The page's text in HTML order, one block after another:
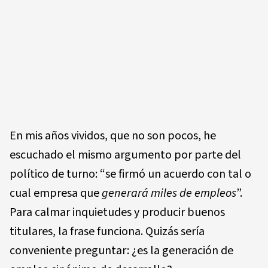
En mis años vividos, que no son pocos, he
escuchado el mismo argumento por parte del
político de turno: “se firmó un acuerdo con tal o
cual empresa quegenerará miles de empleos”.
Para calmar inquietudes y producir buenos
titulares, la frase funciona. Quizás sería
conveniente preguntar: ¿es la generación de